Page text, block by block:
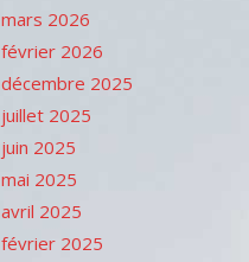
mars 2026
février 2026
décembre 2025
juillet 2025
juin 2025
mai 2025
avril 2025
février 2025